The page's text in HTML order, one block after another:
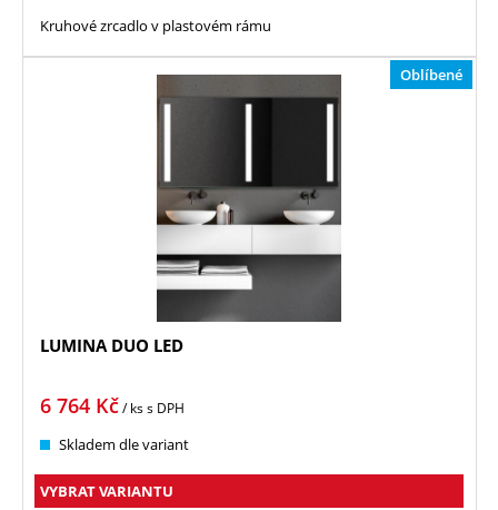
Kruhové zrcadlo v plastovém rámu
Oblíbené
LUMINA DUO LED
6 764 Kč/ kss DPH
Skladem dle variant
VYBRAT VARIANTU